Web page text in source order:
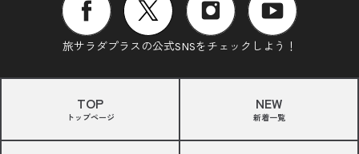
旅サラダプラスの公式SNSをチェックしよう！
TOP
トップページ
NEW
新着一覧